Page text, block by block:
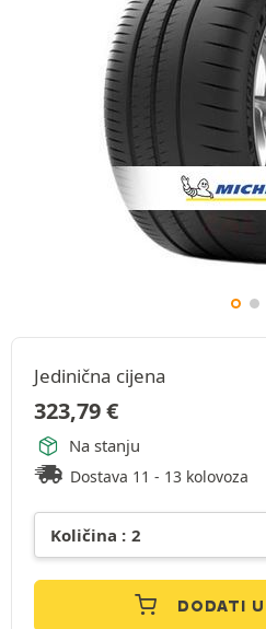
Jedinična cijena
323,79€
Na stanju
Dostava 11 - 13 kolovoza
DODATI